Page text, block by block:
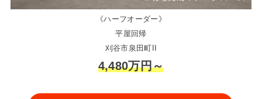
《ハーフオーダー》
平屋回帰
刈谷市泉田町II
4,480万円～